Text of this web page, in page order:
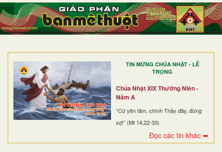
TIN MỪNG CHÚA NHẬT - LỄ
TRỌNG
Chúa Nhật XIX Thường Niên -
Năm A
“Cứ yên tâm, chính Thầy đây, đừng
sợ!” (Mt 14,22-33)
Đọc các tin khác ➥
TRANG NHẤT
GIỚI THIỆU
DÒNG TU
BAN MỤC VỤ
ĐOÀN THỂ CG
ĐIỂM HÀNH HƯƠNG